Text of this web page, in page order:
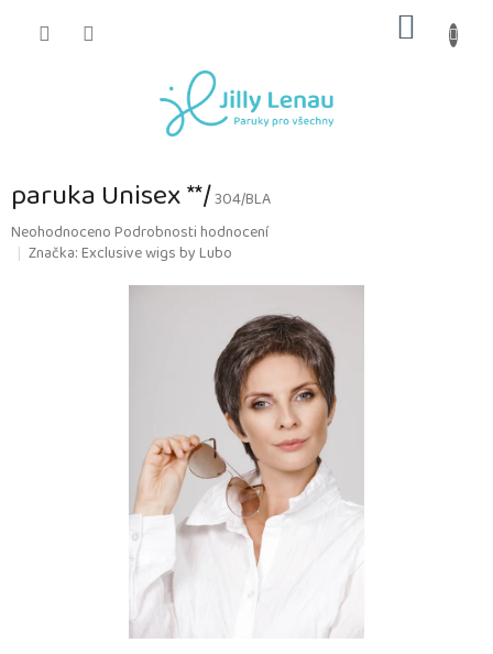
KOŠÍK
paruka Unisex **/304/BLA
Průměrné
hodnocení
NeohodnocenoPodrobnosti hodnocení
Značka:Exclusive wigs by Lubo